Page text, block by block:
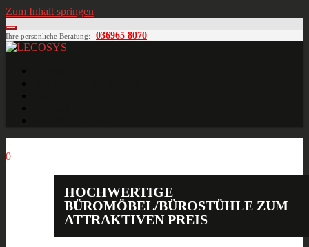
Zum Inhalt springen
Ihre persönliche Beratung: 036965 8070
0
HOCHWERTIGE
BÜROMÖBEL/BÜROSTÜHLE ZUM
ATTRAKTIVEN PREIS